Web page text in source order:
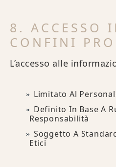
8. ACCESSO
CONFINI
L’accesso alle
Limitato Al
Definito In Base A
Responsabilità
Soggetto A
Etici